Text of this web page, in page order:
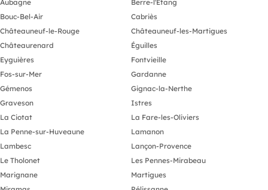
Aubagne
Berre-l'Étang
Bouc-Bel-Air
Cabriès
Châteauneuf-le-Rouge
Châteauneuf-les-Martigues
Châteaurenard
Éguilles
Eyguières
Fontvieille
Fos-sur-Mer
Gardanne
Gémenos
Gignac-la-Nerthe
Graveson
Istres
La Ciotat
La Fare-les-Oliviers
La Penne-sur-Huveaune
Lamanon
Lambesc
Lançon-Provence
Le Tholonet
Les Pennes-Mirabeau
Marignane
Martigues